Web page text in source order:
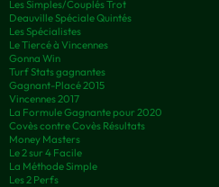
Les Simples/Couplés Trot
Deauville Spéciale Quintés
Les Spécialistes
Le Tiercé à Vincennes
Gonna Win
Turf Stats gagnantes
Gagnant-Placé 2015
Vincennes 2017
La Formule Gagnante pour 2020
Covès contre Covès Résultats
Money Masters
Le 2 sur 4 Facile
La Méthode Simple
Les 2 Perfs